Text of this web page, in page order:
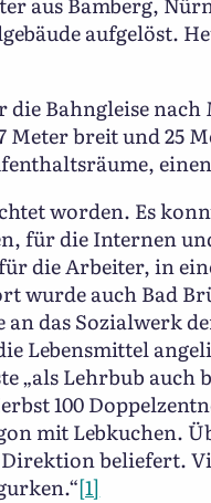
aufgelöst.
Bahngleise
Meter breit und 25
worden. Es
für die Internen
die Arbeiter, in
wurde auch Bad
das Sozialwerk
Lebensmittel
„als Lehrbub
100
mit Lebkuchen.
beliefert.
[1]